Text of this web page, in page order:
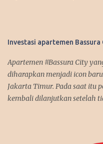
Investasi apartemen
Apartemen #Bassura City
diharapkan menjadi icon
Jakarta Timur. Pada saat itu
kembali dilanjutkan setelah